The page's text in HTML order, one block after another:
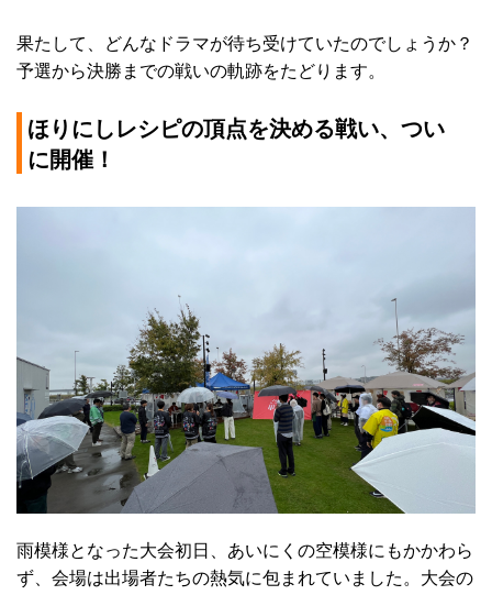
果たして、どんなドラマが待ち受けていたのでしょうか？
予選から決勝までの戦いの軌跡をたどります。
ほりにしレシピの頂点を決める戦い、つい
に開催！
雨模様となった大会初日、あいにくの空模様にもかかわら
ず、会場は出場者たちの熱気に包まれていました。大会の